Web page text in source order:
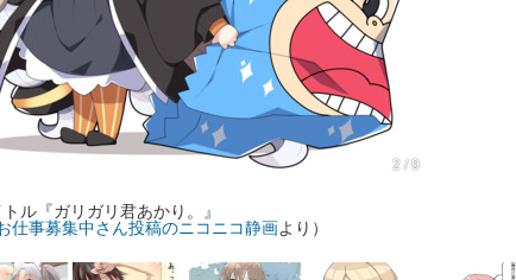
2 / 9
ル『ガリガリ君あかり。』
仕事募集中さん投稿のニコニコ静画より）